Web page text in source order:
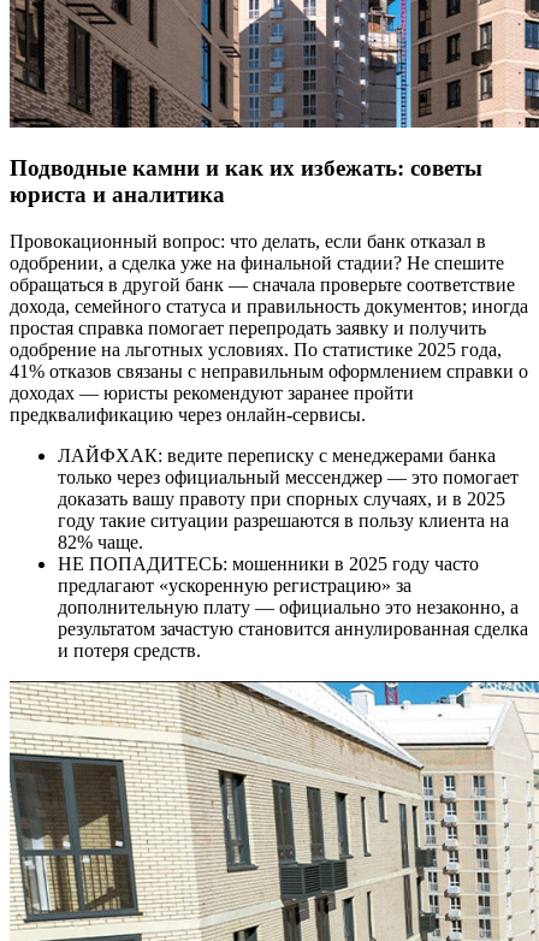
Подводные камни и как их избежать: советы
юриста и аналитика
Провокационный вопрос: что делать, если банк отказал в
одобрении, а сделка уже на финальной стадии? Не спешите
обращаться в другой банк — сначала проверьте соответствие
дохода, семейного статуса и правильность документов; иногда
простая справка помогает перепродать заявку и получить
одобрение на льготных условиях. По статистике 2025 года,
41% отказов связаны с неправильным оформлением справки о
доходах — юристы рекомендуют заранее пройти
предквалификацию через онлайн-сервисы.
ЛАЙФХАК: ведите переписку с менеджерами банка
только через официальный мессенджер — это помогает
доказать вашу правоту при спорных случаях, и в 2025
году такие ситуации разрешаются в пользу клиента на
82% чаще.
НЕ ПОПАДИТЕСЬ: мошенники в 2025 году часто
предлагают «ускоренную регистрацию» за
дополнительную плату — официально это незаконно, а
результатом зачастую становится аннулированная сделка
и потеря средств.